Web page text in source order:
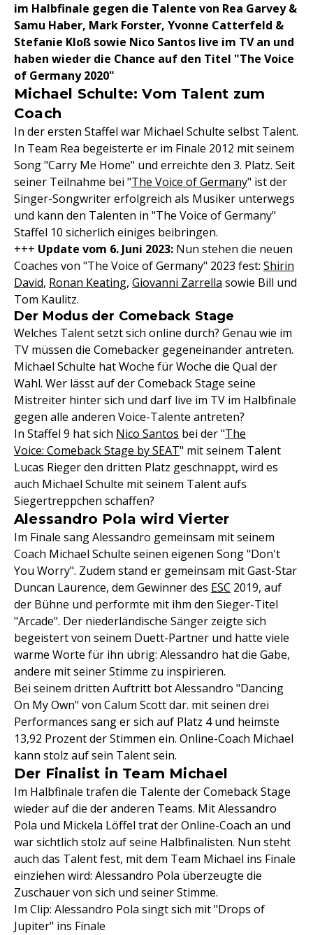
im Halbfinale gegen die Talente von Rea Garvey &
Samu Haber, Mark Forster, Yvonne Catterfeld &
Stefanie Kloß sowie Nico Santos live im TV an und
haben wieder die Chance auf den Titel "The Voice
of Germany 2020"
Michael Schulte: Vom Talent zum
Coach
In der ersten Staffel war Michael Schulte selbst Talent.
In Team Rea begeisterte er im Finale 2012 mit seinem
Song "Carry Me Home" und erreichte den 3. Platz. Seit
seiner Teilnahme bei "The Voice of Germany" ist der
Singer-Songwriter erfolgreich als Musiker unterwegs
und kann den Talenten in "The Voice of Germany"
Staffel 10 sicherlich einiges beibringen.
+++ Update vom 6. Juni 2023: Nun stehen die neuen
Coaches von "The Voice of Germany" 2023 fest: Shirin
David, Ronan Keating, Giovanni Zarrella sowie Bill und
Tom Kaulitz.
Der Modus der Comeback Stage
Welches Talent setzt sich online durch? Genau wie im
TV müssen die Comebacker gegeneinander antreten.
Michael Schulte hat Woche für Woche die Qual der
Wahl. Wer lässt auf der Comeback Stage seine
Mistreiter hinter sich und darf live im TV im Halbfinale
gegen alle anderen Voice-Talente antreten?
In Staffel 9 hat sich Nico Santos bei der "The
Voice: Comeback Stage by SEAT" mit seinem Talent
Lucas Rieger den dritten Platz geschnappt, wird es
auch Michael Schulte mit seinem Talent aufs
Siegertreppchen schaffen?
Alessandro Pola wird Vierter
Im Finale sang Alessandro gemeinsam mit seinem
Coach Michael Schulte seinen eigenen Song "Don't
You Worry". Zudem stand er gemeinsam mit Gast-Star
Duncan Laurence, dem Gewinner des ESC 2019, auf
der Bühne und performte mit ihm den Sieger-Titel
"Arcade". Der niederländische Sänger zeigte sich
begeistert von seinem Duett-Partner und hatte viele
warme Worte für ihn übrig: Alessandro hat die Gabe,
andere mit seiner Stimme zu inspirieren.
Bei seinem dritten Auftritt bot Alessandro "Dancing
On My Own" von Calum Scott dar. mit seinen drei
Performances sang er sich auf Platz 4 und heimste
13,92 Prozent der Stimmen ein. Online-Coach Michael
kann stolz auf sein Talent sein.
Der Finalist in Team Michael
Im Halbfinale trafen die Talente der Comeback Stage
wieder auf die der anderen Teams. Mit Alessandro
Pola und Mickela Löffel trat der Online-Coach an und
war sichtlich stolz auf seine Halbfinalisten. Nun steht
auch das Talent fest, mit dem Team Michael ins Finale
einziehen wird: Alessandro Pola überzeugte die
Zuschauer von sich und seiner Stimme.
Im Clip: Alessandro Pola singt sich mit "Drops of
Jupiter" ins Finale